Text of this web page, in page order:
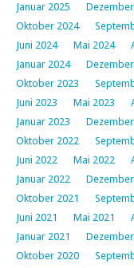
Januar 2025
Oktober 2024
Juni 2024
Mai 2024
Januar 2024
Oktober 2023
Juni 2023
Mai 2023
Januar 2023
Oktober 2022
Juni 2022
Mai 2022
Januar 2022
Oktober 2021
Juni 2021
Mai 2021
Januar 2021
Oktober 2020